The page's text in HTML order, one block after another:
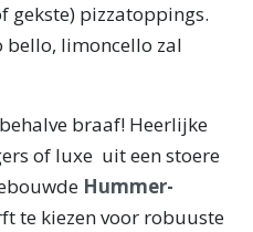
gekste) pizzatoppings.
bello, limoncello zal
braaf! Heerlijke
of luxe uit een stoere
Hummer-
te kiezen voor robuuste